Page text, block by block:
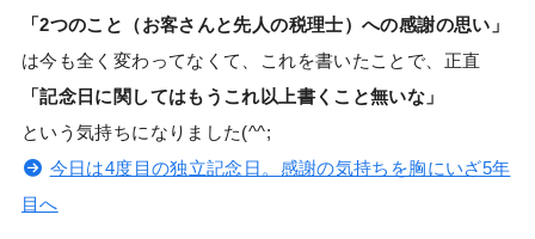
「2つのこと（お客さんと先人の税理士）への感謝の思い」
は今も全く変わってなくて、これを書いたことで、正直
「記念日に関してはもうこれ以上書くこと無いな」
という気持ちになりました(^^;
今日は4度目の独立記念日。感謝の気持ちを胸にいざ5年
目へ